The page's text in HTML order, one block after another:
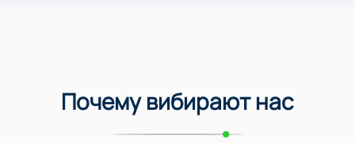
Почему вибирают нас